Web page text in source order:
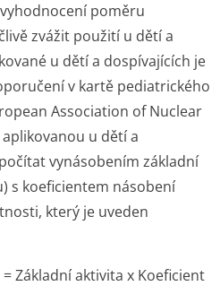
poměru
zvážit použití u dětí a
u dětí a dospívajících je
v kartě pediatrického
Association of Nuclear
u dětí a
vynásobením základní
s koeficientem násobení
který je uveden
Základní aktivita x Koeficient